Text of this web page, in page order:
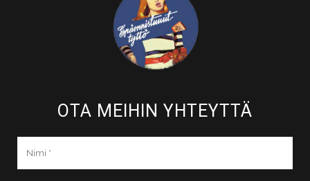
OTA MEIHIN YHTEYTTÄ​